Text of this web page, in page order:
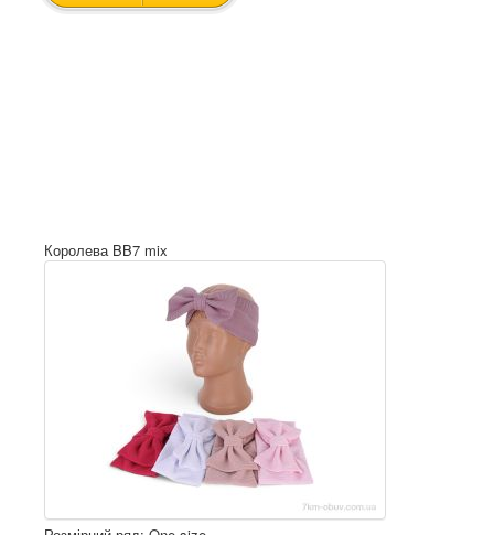
Королева BB7 mix